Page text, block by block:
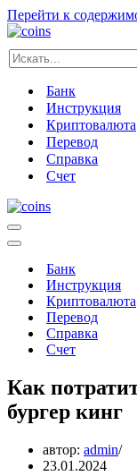
Перейти к
Искать...
Банк
Инструкция
Криптовалюта
Перевод
Справка
Счет
Меню
навигации
Меню
навигацииБанк
Инструкция
Криптовалюта
Перевод
Справка
Счет
Как
бургер кинг
автор: admin
23.01.2024